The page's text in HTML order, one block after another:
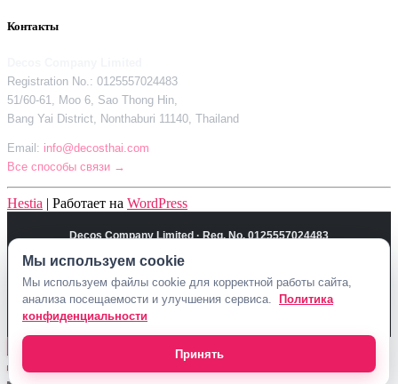
Контакты
Registration No.: 0125557024483
51/60-61, Moo 6, Sao Thong Hin,
Bang Yai District, Nonthaburi 11140, Thailand
Email: info@decosthai.com
Все способы связи →
Hestia | Работает на WordPress
Decos Company Limited · Reg. No. 0125557024483
51/60-61, Moo 6, Sao Thong Hin, Bang Yai District, Nonthaburi 11140,
Политика конфиденциальностиДоговор оферты
Контакты Decosthai
Мы используем cookie
Мы используем файлы cookie для корректной работы сайта,
анализа посещаемости и улучшения сервиса.
Политика
конфиденциальности
Принять